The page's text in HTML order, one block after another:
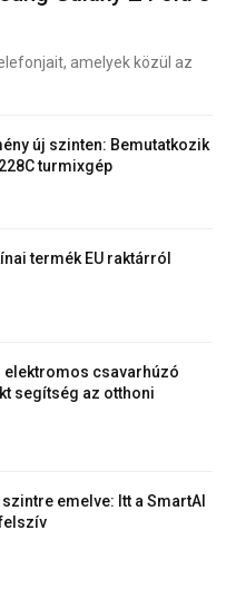
amelyek közül az
új szinten: Bemutatkozik
turmixgép
termék EU raktárról
elektromos csavarhúzó
segítség az otthoni
emelve: Itt a SmartAI